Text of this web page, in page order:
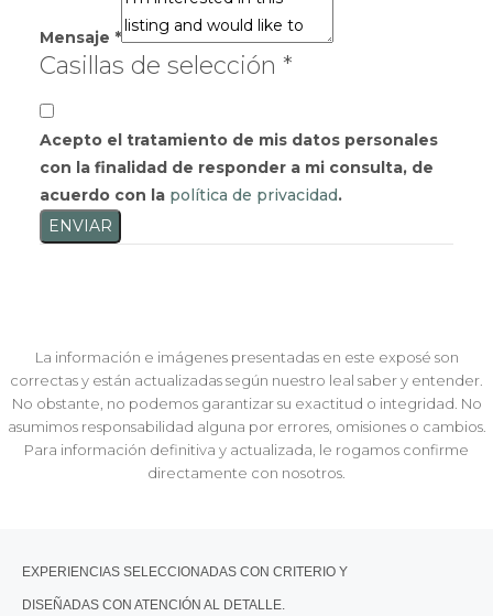
Mensaje *
Casillas de selección *
Acepto el tratamiento de mis datos personales
con la finalidad de responder a mi consulta, de
acuerdo con la política de privacidad.
ENVIAR
La información e imágenes presentadas en este exposé son
correctas y están actualizadas según nuestro leal saber y entender.
No obstante, no podemos garantizar su exactitud o integridad. No
asumimos responsabilidad alguna por errores, omisiones o cambios.
Para información definitiva y actualizada, le rogamos confirme
directamente con nosotros.
EXPERIENCIAS SELECCIONADAS CON CRITERIO Y
DISEÑADAS CON ATENCIÓN AL DETALLE.